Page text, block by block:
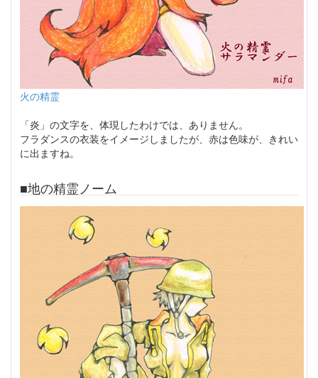
火の精霊
「炎」の文字を、体現したわけでは、ありません。
フラダンスの衣装をイメージしましたが、赤は色味が、きれい
に出ますね。
■地の精霊ノーム